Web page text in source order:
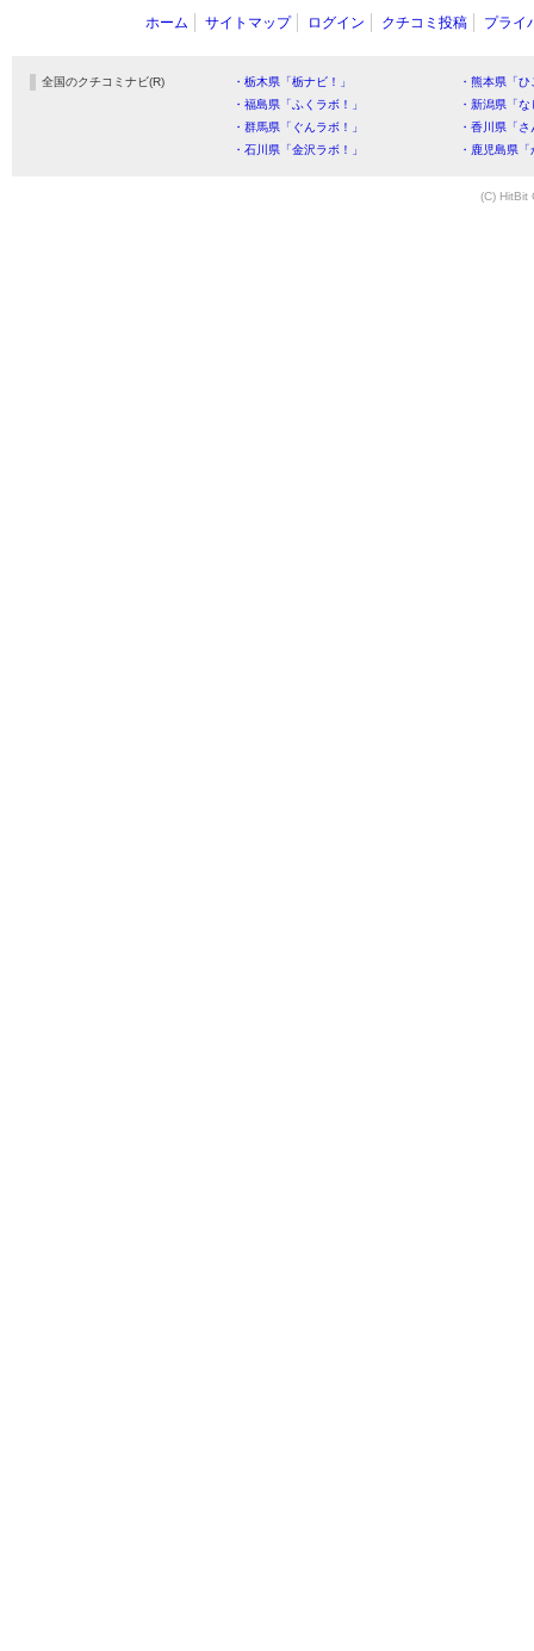
ホーム サイトマップ ログイン クチコミ投稿 プライ
全国のクチコミナビ(R) ・栃木県「栃ナビ！」
・熊本県「
・福島県「ふくラボ！」
・新潟県「
・群馬県「ぐんラボ！」
・香川県「
・石川県「金沢ラボ！」
・鹿児島県
(C) HitBit